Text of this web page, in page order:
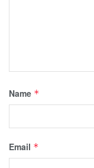
Name *
Email *